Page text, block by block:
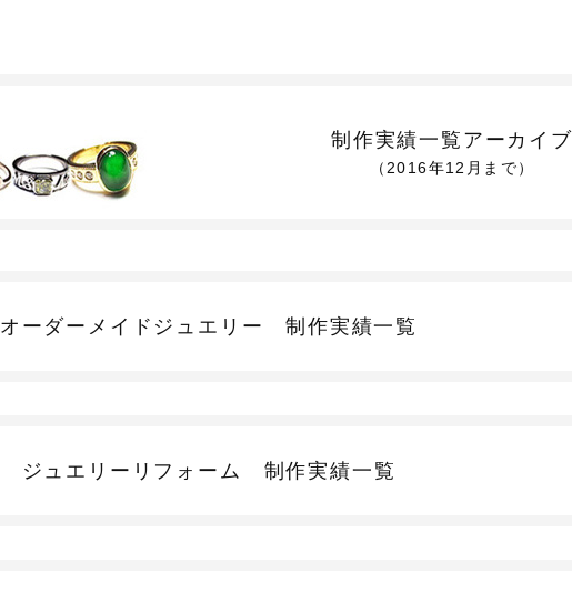
制作実績一覧アーカイブ
（2016年12月まで）
オーダーメイドジュエリー制作実績一覧
ジュエリーリフォーム 制作実績一覧